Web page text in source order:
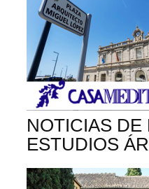
NOTICIAS DE
ESTUDIOS